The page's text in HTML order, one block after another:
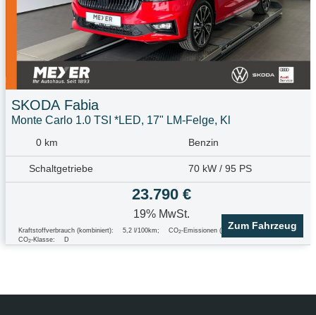
SKODA Fabia
Monte Carlo 1.0 TSI *LED, 17" LM-Felge, Kl
0 km Benzin
Schaltgetriebe 70 kW / 95 PS
23.790 €
19% MwSt.
Kraftstoffverbrauch (kombiniert): 5,2 l/100km; CO2-Emissionen (kombiniert): 117.0 g/km
CO2-Klasse: D
Zum Fahrzeug